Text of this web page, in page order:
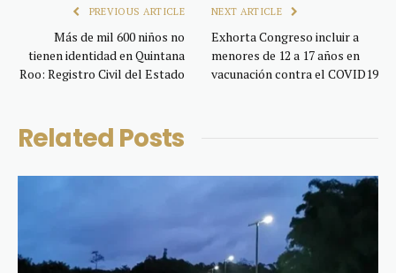
PREVIOUS ARTICLE
Más de mil 600 niños no
tienen identidad en Quintana
Roo: Registro Civil del Estado
NEXT ARTICLE
Exhorta Congreso incluir a
menores de 12 a 17 años en
vacunación contra el COVID19
Related Posts